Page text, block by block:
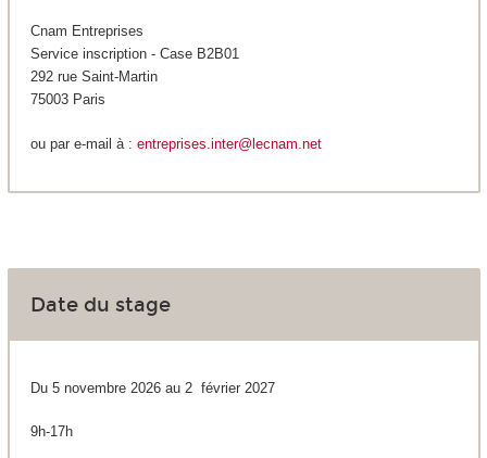
Cnam Entreprises
Service inscription - Case B2B01
292 rue Saint-Martin
75003 Paris
ou par e-mail à : entreprises.inter@lecnam.net
Date du stage
Du 5 novembre 2026 au 2 février 2027
9h-17h